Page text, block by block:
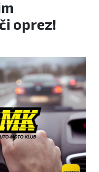
oprez!